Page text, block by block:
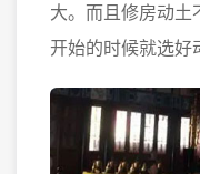
大。而且修房动土
开始的时候就选好